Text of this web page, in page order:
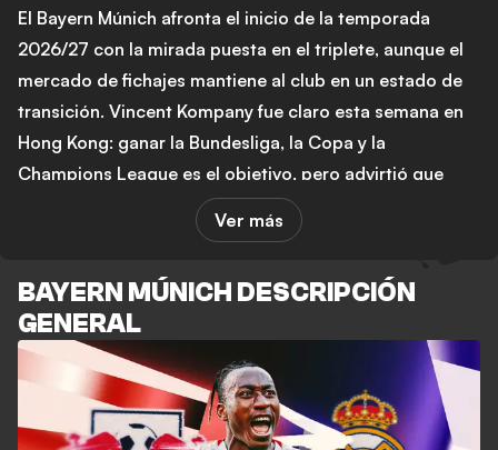
El Bayern Múnich afronta el inicio de la temporada
2026/27 con la mirada puesta en el triplete, aunque el
mercado de fichajes mantiene al club en un estado de
transición. Vincent Kompany fue claro esta semana en
Hong Kong: ganar la Bundesliga, la Copa y la
Champions League es el objetivo, pero advirtió que
alcanzarlo exige tener el plantel completo y en forma.
Es una señal de ambición, pero también de cautela en
El asunto más urgente fuera del campo es la salida de
Joao Palhinha. El club quiere desprenderse del
centrocampista portugués por unos 25 millones de
euros, pero ningún comprador ha cerrado un acuerdo.
Benfica presentó una oferta de préstamo con opción de
Ver más
BAYERN MÚNICH DESCRIPCIÓN
GENERAL